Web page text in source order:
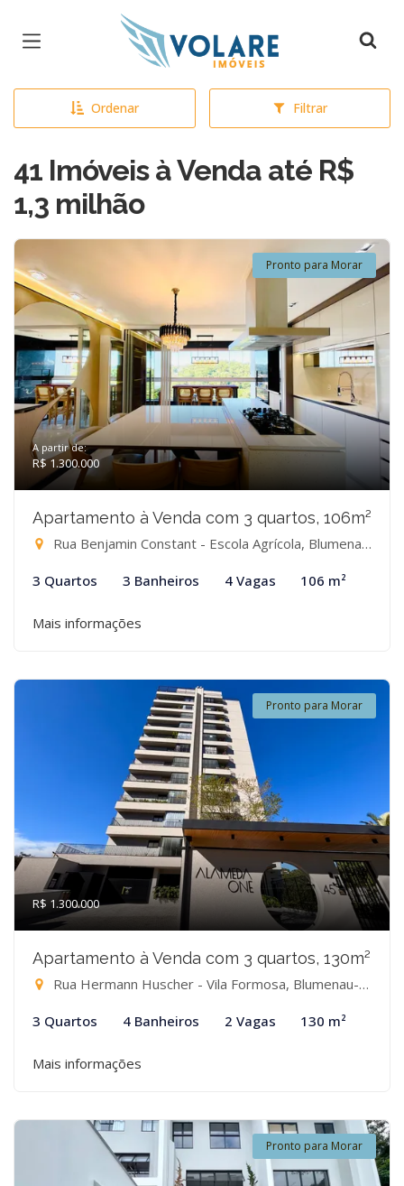
Página inicial
Ordenar Filtrar
41 Imóveis à Venda até R$
1,3 milhão
Pronto para Morar
A partir de:
R$ 1.300.000
Apartamento à Venda com 3 quartos, 106m²
Rua Benjamin Constant - Escola Agrícola, Blumenau-SC
3 Quartos 3 Banheiros 4 Vagas 106 m²
Mais informações
Pronto para Morar
R$ 1.300.000
Apartamento à Venda com 3 quartos, 130m²
Rua Hermann Huscher - Vila Formosa, Blumenau-SC
3 Quartos 4 Banheiros 2 Vagas 130 m²
Mais informações
Pronto para Morar